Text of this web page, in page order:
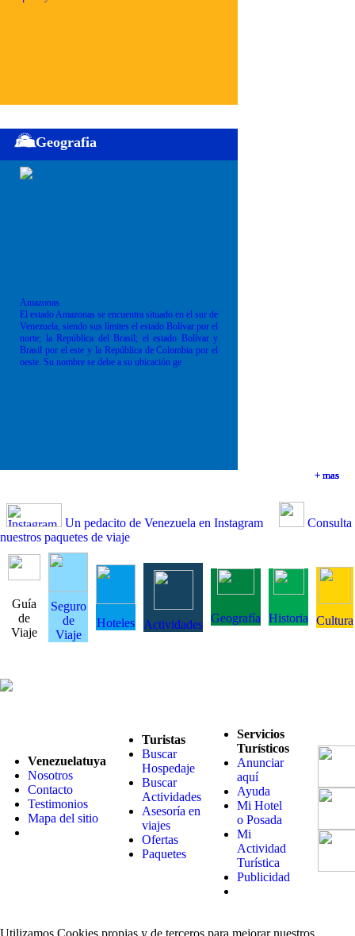
+ mas
+ mas
+ mas
Geografia
Amazonas
El estado Amazonas se encuentra situado en el sur de
Venezuela, siendo sus límites el estado Bolívar por el
norte; la República del Brasil; el estado Bolívar y
Brasil por el este y la República de Colombia por el
oeste. Su nombre se debe a su ubicación ge
+ mas
Un pedacito de Venezuela en Instagram
Consulta
nuestros paquetes de viaje
Guía
de
Viaje
Seguro
de
Viaje
Hoteles Actividades Geografía Historia Cultura
Venezuelatuya
Nosotros
Contacto
Testimonios
Mapa del sitio
Turistas
Buscar
Hospedaje
Buscar
Actividades
Asesoría en
viajes
Ofertas
Paquetes
Servicios
Turísticos
Anunciar
aquí
Ayuda
Mi Hotel
o Posada
Mi
Actividad
Turística
Publicidad
Utilizamos Cookies propias y de terceros para mejorar nuestros